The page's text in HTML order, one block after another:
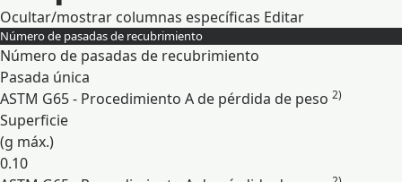
Ocultar/mostrar columnas específicas Editar
Número de pasadas de recubrimiento
Número de pasadas de recubrimiento
Pasada única
ASTM G65 - Procedimiento A de pérdida de peso 2)
Superficie
(g máx.)
0.10